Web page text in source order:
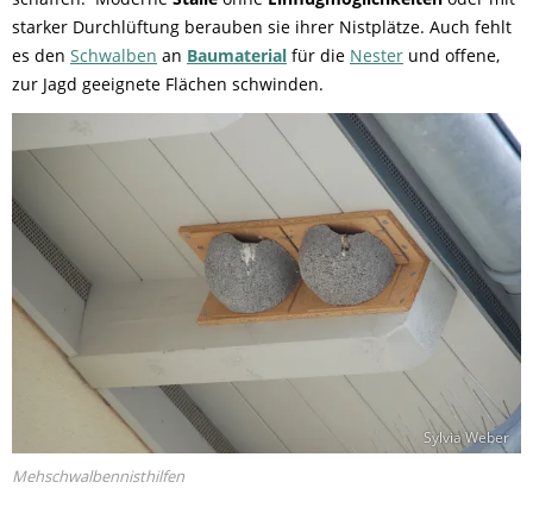
starker Durchlüftung berauben sie ihrer Nistplätze. Auch fehlt
es den Schwalben an Baumaterial für die Nester und offene,
zur Jagd geeignete Flächen schwinden.
Sylvia Weber
Mehschwalbennisthilfen